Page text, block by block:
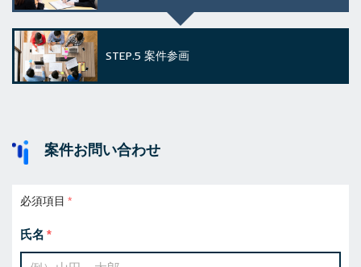
STEP.5 案件参画
案件お問い合わせ
必須項目
氏名